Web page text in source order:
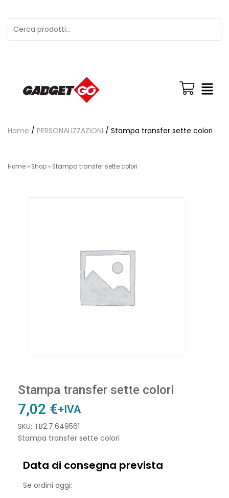
Home / PERSONALIZZAZIONI / Stampa transfer sette colori
Home » Shop » Stampa transfer sette colori
Stampa transfer sette colori
7,02 €+IVA
SKU: TB2.7.649561
Stampa transfer sette colori
Data di consegna prevista
Se ordini oggi: